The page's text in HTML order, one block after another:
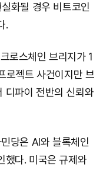
화될 경우 비트코인
.
로스체인 브리지가 1
로젝트 사건이지만 브
디파이 전반의 신뢰와
당은 AI와 블록체인
했다. 미국은 규제와